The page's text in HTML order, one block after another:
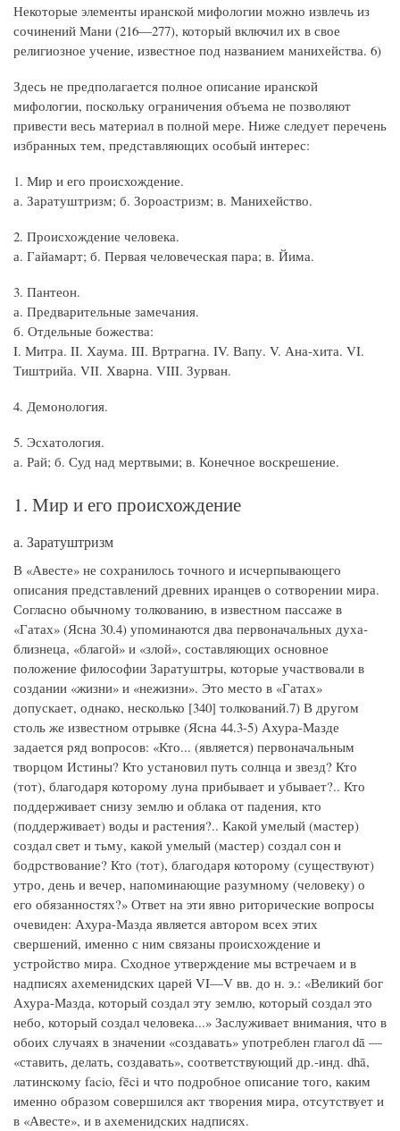
Некоторые элементы иранской мифологии можно извлечь из
сочинений Мани (216—277), который включил их в свое
религиозное учение, известное под названием манихейства. 6)
Здесь не предполагается полное описание иранской
мифологии, поскольку ограничения объема не позволяют
привести весь материал в полной мере. Ниже следует перечень
избранных тем, представляющих особый интерес:
1. Мир и его происхождение.
а. Заратуштризм; б. Зороастризм; в. Манихейство.
2. Происхождение человека.
а. Гайамарт; б. Первая человеческая пара; в. Йима.
3. Пантеон.
а. Предварительные замечания.
б. Отдельные божества:
I. Митра. II. Хаума. III. Вртрагна. IV. Вапу. V. Ана-хита. VI.
Тиштрийа. VII. Хварна. VIII. Зурван.
4. Демонология.
5. Эсхатология.
а. Рай; б. Суд над мертвыми; в. Конечное воскрешение.
1. Мир и его происхождение
а. Заратуштризм
В «Авесте» не сохранилось точного и исчерпывающего
описания представлений древних иранцев о сотворении мира.
Согласно обычному толкованию, в известном пассаже в
«Гатах» (Ясна 30.4) упоминаются два первоначальных духа-
близнеца, «благой» и «злой», составляющих основное
положение философии Заратуштры, которые участвовали в
создании «жизни» и «нежизни». Это место в «Гатах»
допускает, однако, несколько [340] толкований.7) В другом
столь же известном отрывке (Ясна 44.3-5) Ахура-Мазде
задается ряд вопросов: «Кто... (является) первоначальным
творцом Истины? Кто установил путь солнца и звезд? Кто
(тот), благодаря которому луна прибывает и убывает?.. Кто
поддерживает снизу землю и облака от падения, кто
(поддерживает) воды и растения?.. Какой умелый (мастер)
создал свет и тьму, какой умелый (мастер) создал сон и
бодрствование? Кто (тот), благодаря которому (существуют)
утро, день и вечер, напоминающие разумному (человеку) о
его обязанностях?» Ответ на эти явно риторические вопросы
очевиден: Ахура-Мазда является автором всех этих
свершений, именно с ним связаны происхождение и
устройство мира. Сходное утверждение мы встречаем и в
надписях ахеменидских царей VI—V вв. до н. э.: «Великий бог
Ахура-Мазда, который создал эту землю, который создал это
небо, который создал человека...» Заслуживает внимания, что в
обоих случаях в значении «создавать» употреблен глагол dā —
«ставить, делать, создавать», соответствующий др.-инд. dhā,
латинскому facio, fēci и что подробное описание того, каким
именно образом совершился акт творения мира, отсутствует и
в «Авесте», и в ахеменидских надписях.